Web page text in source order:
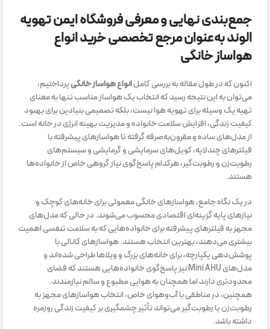
جمع‌بندی نهایی و معرفی فروشگاه ایمن تهویه
الوند به‌عنوان مرجع تخصصی خرید انواع
هواساز خانگی
اکنون که در طول مقاله به بررسی کاملانواع هواساز خانگیپرداختیم،
می‌توان به این نتیجه رسید که انتخاب یک هواساز مناسب تنها به معنای
تهیه یک وسیله برای تهویه هوا نیست، بلکه تصمیمی بنیادین برای بهبود
کیفیت زندگی، افزایش سلامت خانواده و مدیریت بهینه انرژی در خانه است.
از مدل‌های ساده و مقرون‌به‌صرفه گرفته تا هواسازهای پیشرفته با
فیلترهای چندلایه، کویل‌های سرمایشی و گرمایشی و سیستم‌های
رطوبت‌زن و رطوبت‌گیر، هرکدام پاسخ‌گوی نیاز گروهی خاص از خانواده‌ها
هستند.
در یک نگاه جامع، هواسازهای خانگی معمولی برای خانه‌های کوچک و
نیازهای پایه گزینه‌ای اقتصادی محسوب می‌شوند. در حالی که مدل‌های
مجهز به فیلترهای پیشرفته برای خانواده‌هایی که به سلامت تنفسی اهمیت
بیشتری می‌دهند، بهترین انتخاب هستند. هواسازهای کانالی با
پوشش‌دهی یکپارچه، برای خانه‌های بزرگ و ویلاها طراحی شده‌اند و
مدل‌های Mini AHU نیز پاسخ‌گوی خانواده‌هایی هستند که فضای
محدودتری دارند اما همچنان به هوایی مطبوع و سالم نیازمندند.
همچنین، در مناطقی با آب‌وهوای خاص، انتخاب هواسازهای مجهز به
رطوبت‌زن یا رطوبت‌گیر می‌تواند تأثیر چشمگیری بر کیفیت زندگی روزمره
داشته باشد.